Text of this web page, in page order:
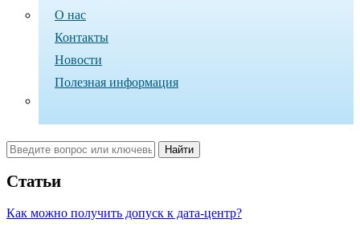
О нас
Контакты
Новости
Полезная информация
Статьи
Как можно получить допуск к дата-центр?